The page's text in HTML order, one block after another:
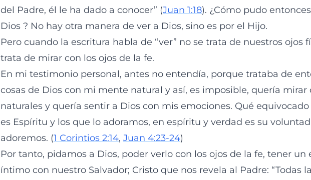
del Padre, él le ha dado a conocer” (Juan 1:18). ¿Cómo pudo
Dios ? No hay otra manera de ver a Dios, sino es por el Hijo.
Pero cuando la escritura habla de “ver” no se trata de nuestros ojos
trata de mirar con los ojos de la fe.
En mi testimonio personal, antes no entendía, porque trataba de
cosas de Dios con mi mente natural y así, es imposible, quería mirar
naturales y quería sentir a Dios con mis emociones. Qué equivocado
es Espíritu y los que lo adoramos, en espíritu y verdad es su
adoremos. (1 Corintios 2:14, Juan 4:23-24)
Por tanto, pidamos a Dios, poder verlo con los ojos de la fe, tener un
íntimo con nuestro Salvador; Cristo que nos revela al Padre: “Todas